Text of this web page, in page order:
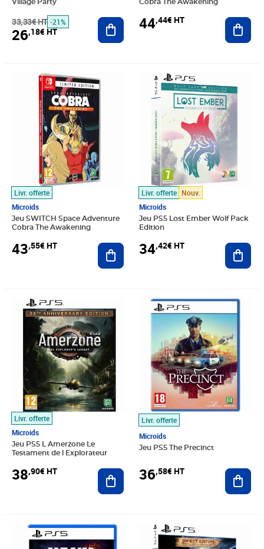
Village Party
33,33€ HT -21%
26,18€ HT
Ajouter au panier
Cobra The Awakening
44,44€ HT
Livr. offerte
Microids
Jeu SWITCH Space Adventure
Cobra The Awakening
43,55€ HT
Prix 43,55€ HT
Ajouter au panier
Livr. offerte Nouv.
Microids
Jeu PS5 Lost Ember Wolf Pack
Edition
34,42€ HT
Prix 34,42€ HT
Livr. offerte
Microids
Jeu PS5 L Amerzone Le
Testament de l Explorateur
38,90€ HT
Prix 38,90€ HT
Ajouter au panier
Livr. offerte
Microids
Jeu PS5 The Precinct
36,58€ HT
Prix 36,58€ HT
Prix 35,42€ HT Prix 38,14€ HT